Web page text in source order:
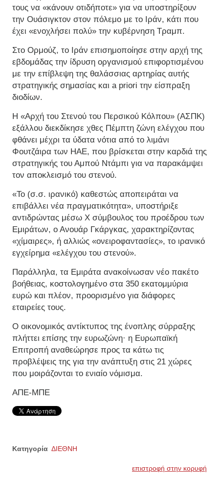
τους να «κάνουν οτιδήποτε» για να υποστηρίξουν
την Ουάσιγκτον στον πόλεμο με το Ιράν, κάτι που
έχει «ενοχλήσει πολύ» την κυβέρνηση Τραμπ.
Στο Ορμούζ, το Ιράν επισημοποίησε στην αρχή της
εβδομάδας την ίδρυση οργανισμού επιφορτισμένου
με την επίβλεψη της θαλάσσιας αρτηρίας αυτής
στρατηγικής σημασίας και a priori την είσπραξη
διοδίων.
Η «Αρχή του Στενού του Περσικού Κόλπου» (ΑΣΠΚ)
εξάλλου διεκδίκησε χθες Πέμπτη ζώνη ελέγχου που
φθάνει μέχρι τα ύδατα νότια από το λιμάνι
Φουτζάιρα των ΗΑΕ, που βρίσκεται στην καρδιά της
στρατηγικής του Αμπού Ντάμπι για να παρακάμψει
τον αποκλεισμό του στενού.
«Το (σ.σ. ιρανικό) καθεστώς αποπειράται να
επιβάλλει νέα πραγματικότητα», υποστήριξε
αντιδρώντας μέσω X σύμβουλος του προέδρου των
Εμιράτων, ο Ανουάρ Γκάργκας, χαρακτηρίζοντας
«χίμαιρες», ή αλλιώς «ονειροφαντασίες», το ιρανικό
εγχείρημα «ελέγχου του στενού».
Παράλληλα, τα Εμιράτα ανακοίνωσαν νέο πακέτο
βοήθειας, κοστολογημένο στα 350 εκατομμύρια
ευρώ και πλέον, προορισμένο για διάφορες
εταιρείες τους.
Ο οικονομικός αντίκτυπος της ένοπλης σύρραξης
πλήττει επίσης την ευρωζώνη· η Ευρωπαϊκή
Επιτροπή αναθεώρησε προς τα κάτω τις
προβλέψεις της για την ανάπτυξη στις 21 χώρες
που μοιράζονται το ενιαίο νόμισμα.
ΑΠΕ-ΜΠΕ
Κατηγορία ΔΙΕΘΝΗ
επιστροφή στην κορυφή